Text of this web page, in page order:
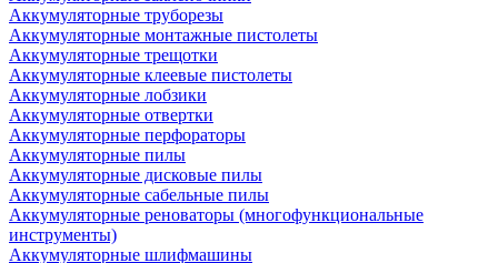
Аккумуляторные труборезы
Аккумуляторные монтажные пистолеты
Аккумуляторные трещотки
Аккумуляторные клеевые пистолеты
Аккумуляторные лобзики
Аккумуляторные отвертки
Аккумуляторные перфораторы
Аккумуляторные пилы
Аккумуляторные дисковые пилы
Аккумуляторные сабельные пилы
Аккумуляторные реноваторы (многофункциональные
инструменты)
Аккумуляторные шлифмашины